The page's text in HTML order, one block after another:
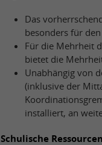
Das
besonders für
Für die Mehrheit
bietet die
Unabhängig von
(inklusive der
installiert, an
Schulische